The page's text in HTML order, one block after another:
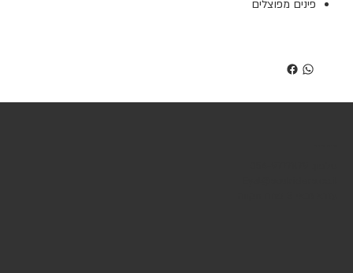
פינים מפוצלים